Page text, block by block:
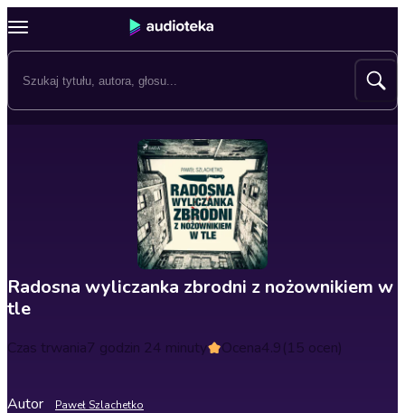
Radosna wyliczanka zbrodni z nożownikiem w
tle
Czas trwania7 godzin 24 minuty Ocena4.9(15 ocen)
Autor Paweł Szlachetko